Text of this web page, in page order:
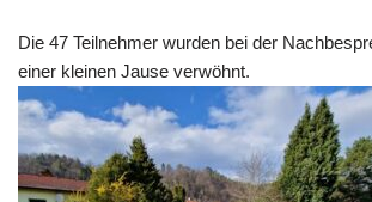
Die 47 Teilnehmer wurden bei der
einer kleinen Jause verwöhnt.